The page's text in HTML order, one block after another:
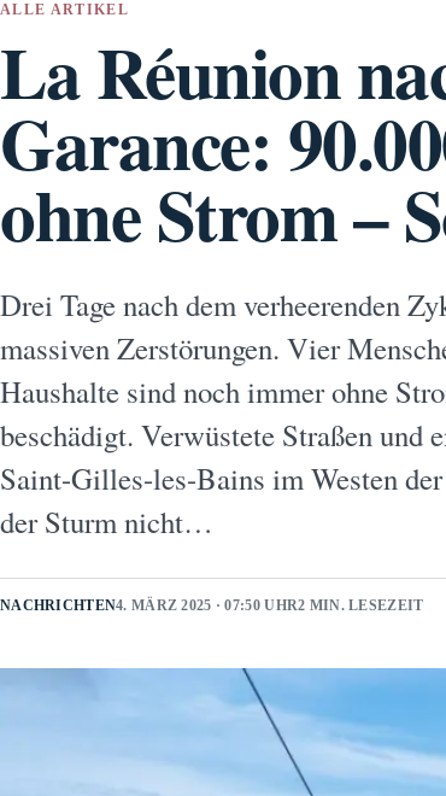
ALLE ARTIKEL
La Réunion
Garance:
ohne Strom –
Drei Tage nach dem verheerenden
massiven Zerstörungen. Vier
Haushalte sind noch immer ohne
beschädigt. Verwüstete Straßen und
Saint-Gilles-les-Bains im Westen
der Sturm nicht…
NACHRICHTEN4. MÄRZ 2025 · 07:50 UHR2 MIN. LESEZEIT